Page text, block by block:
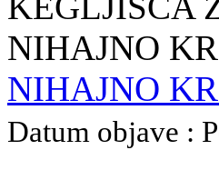
NIHAJNO
Datum objave :